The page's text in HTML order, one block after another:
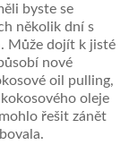
byste se
několik dní s
Může dojít k jisté
nové
oil pulling,
oleje
řešit zánět